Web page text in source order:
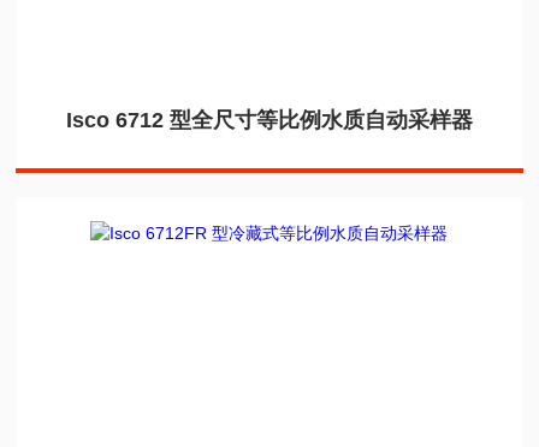
Isco 6712 型全尺寸等比例水质自动采样器